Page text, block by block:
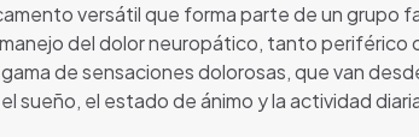
versátil que forma parte de un
del dolor neuropático, tanto
de sensaciones dolorosas, que van
sueño, el estado de ánimo y la actividad